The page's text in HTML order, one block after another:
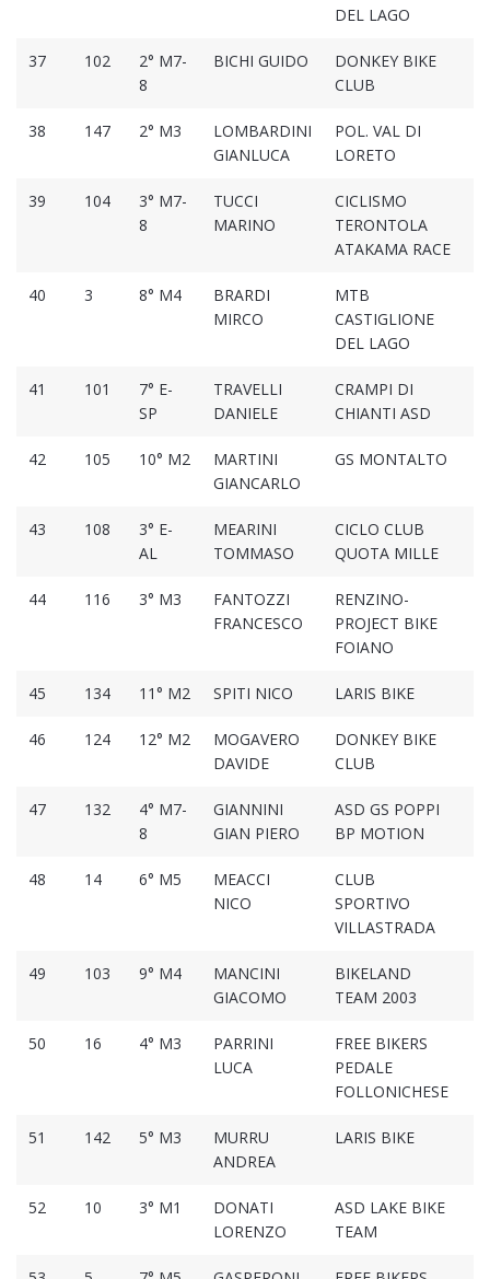
DEL LAGO
37 102
2° M7-
8
BICHI GUIDO
DONKEY BIKE
CLUB
38 147 2° M3
LOMBARDINI
GIANLUCA
POL. VAL DI
LORETO
39 104
3° M7-
8
TUCCI
MARINO
CICLISMO
TERONTOLA
ATAKAMA RACE
40 3 8° M4
BRARDI
MIRCO
MTB
CASTIGLIONE
DEL LAGO
41 101
7° E-
SP
TRAVELLI
DANIELE
CRAMPI DI
CHIANTI ASD
42 105 10° M2
MARTINI
GIANCARLO
GS MONTALTO
43 108
3° E-
AL
MEARINI
TOMMASO
CICLO CLUB
QUOTA MILLE
44 116 3° M3
FANTOZZI
FRANCESCO
RENZINO-
PROJECT BIKE
FOIANO
45 134 11° M2 SPITI NICO LARIS BIKE
46 124 12° M2
MOGAVERO
DAVIDE
DONKEY BIKE
CLUB
47 132
4° M7-
8
GIANNINI
GIAN PIERO
ASD GS POPPI
BP MOTION
48 14 6° M5
MEACCI
NICO
CLUB
SPORTIVO
VILLASTRADA
49 103 9° M4
MANCINI
GIACOMO
BIKELAND
TEAM 2003
50 16 4° M3
PARRINI
LUCA
FREE BIKERS
PEDALE
FOLLONICHESE
51 142 5° M3
MURRU
ANDREA
LARIS BIKE
52 10 3° M1
DONATI
LORENZO
ASD LAKE BIKE
TEAM